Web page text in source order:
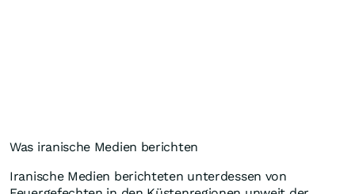
Was iranische Medien berichten
Iranische Medien berichteten unterdessen von